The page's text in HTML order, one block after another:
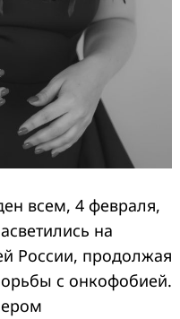
всем, 4 февраля,
на
России, продолжая
с онкофобией.